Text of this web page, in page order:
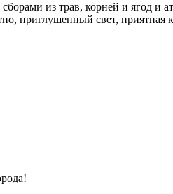
из трав, корней и ягод и
приглушенный свет,